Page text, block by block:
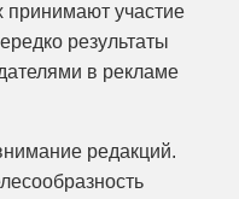
принимают участие
результаты
в рекламе
редакций.